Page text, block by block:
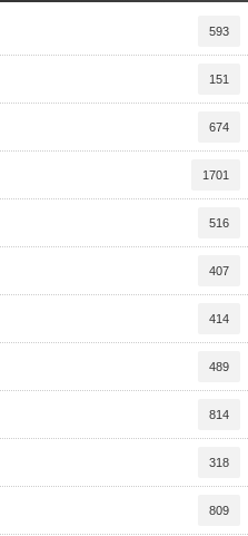
593
151
674
1701
516
407
414
489
814
318
809